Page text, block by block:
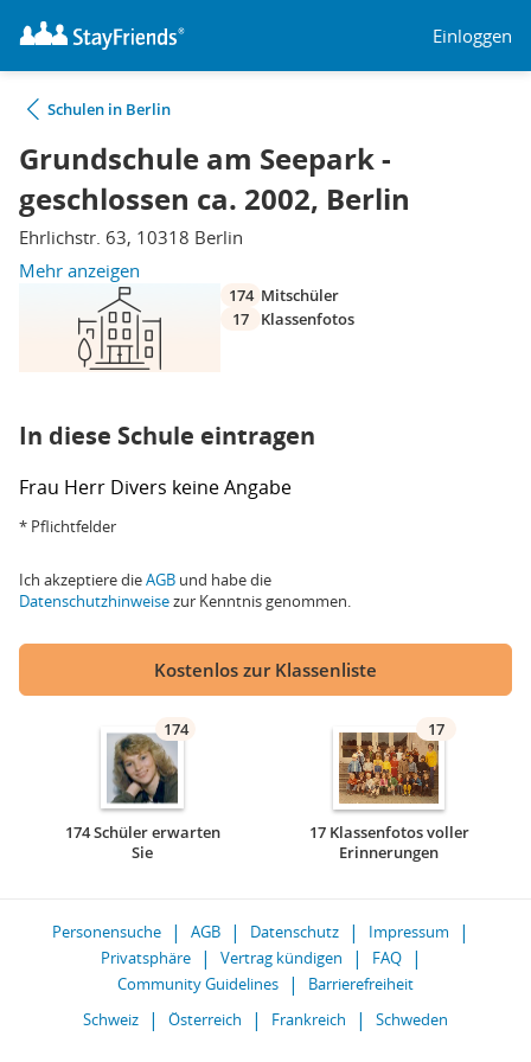
Einloggen
Schulen in Berlin
Grundschule am Seepark -
geschlossen ca. 2002, Berlin
Ehrlichstr. 63, 10318 Berlin
Mehr anzeigen
174 Mitschüler
17
Klassenfotos
In diese Schule eintragen
Frau Herr Divers keine Angabe
* Pflichtfelder
Ich akzeptiere dieAGB und habe die
Datenschutzhinweisezur Kenntnis genommen.
Kostenlos zur Klassenliste
174
174 Schüler erwarten
Sie
17
17 Klassenfotos voller
Erinnerungen
Personensuche AGB Datenschutz
Impressum
Privatsphäre
Vertrag kündigen
FAQ
Community Guidelines
Barrierefreiheit
Schweiz
Österreich Frankreich Schweden